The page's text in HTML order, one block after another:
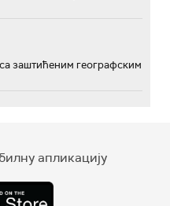
заштићеним географским
апликацију